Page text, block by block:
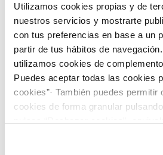
Utilizamos cookies propias y de
nuestros servicios y mostrarte
con tus preferencias en base a un
partir de tus hábitos de
utilizamos cookies de
Puedes aceptar todas las cookies
cookies”· También puedes permitir
cookies de forma granular
son indispensables para que el
INSPECCIONES
1.917 inspecciones/año
ANÁLISIS
29.626 análisis/año